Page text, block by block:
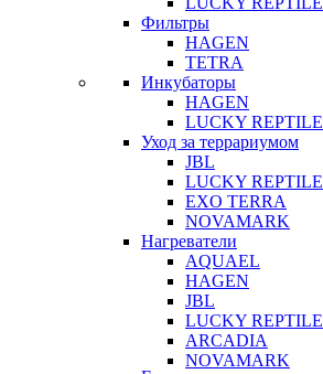
Фильтры
HAGEN
TETRA
Инкубаторы
HAGEN
LUCKY REPTILE
Уход за террариумом
JBL
LUCKY REPTILE
EXO TERRA
NOVAMARK
Нагреватели
AQUAEL
HAGEN
JBL
LUCKY REPTILE
ARCADIA
NOVAMARK